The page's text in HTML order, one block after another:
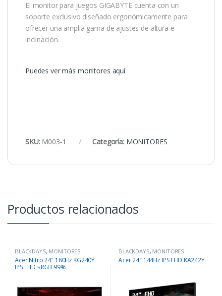
El monitor para juegos GIGABYTE cuenta con un
soporte exclusivo diseñado ergonómicamente para
ofrecer una amplia gama de ajustes de altura e
inclinación.
Puedes ver más monitores aquí
SKU: M003-1 Categoría: MONITORES
Productos relacionados
BLACKDAYS, MONITORES
Acer Nitro 24″ 180Hz KG240Y
IPS FHD sRGB 99%
BLACKDAYS, MONITORES
Acer 24″ 144Hz IPS FHD KA242Y